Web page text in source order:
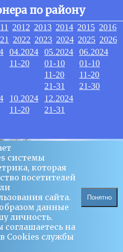
по району
2012 2013 2014 2015 2016
2022 2023 2024 2025 2026
04.2024
11-20
05.2024
01-10
11-20
21-31
06.2024
01-10
11-20
21-30
10.2024
11-20
12.2024
21-31
системы
которая
посетителей
сайта.
данные
личность.
соглашаетесь на
Сookies службы
Понятно